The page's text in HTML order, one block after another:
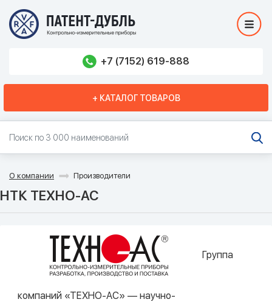
+7 (7152) 619-888
+ КАТАЛОГ ТОВАРОВ
О компании Производители
НТК ТЕХНО-АС
Группа
компаний «ТЕХНО-АС» — научно-